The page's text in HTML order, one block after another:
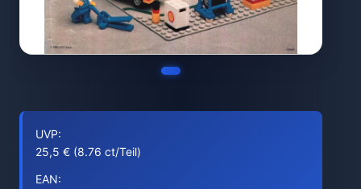
UVP:
25,5 € (8.76 ct/Teil)
EAN: